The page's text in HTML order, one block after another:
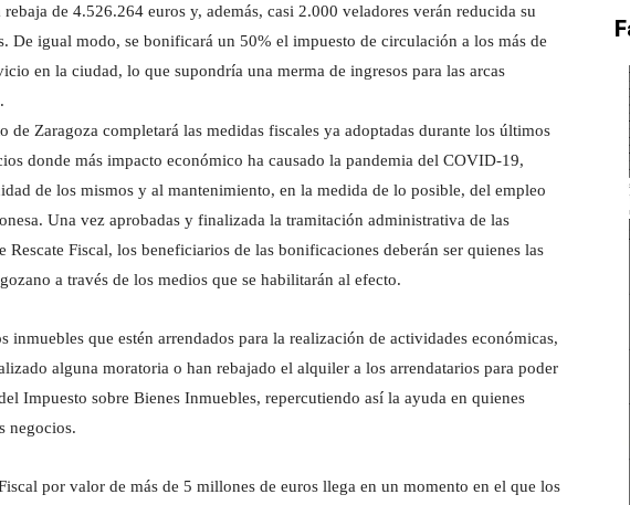
de 4.526.264 euros y, además, casi 2.000 veladores verán reducida su
De igual modo, se bonificará un 50% el impuesto de circulación a los más de
en la ciudad, lo que supondría una merma de ingresos para las arcas
de Zaragoza completará las medidas fiscales ya adoptadas durante los últimos
donde más impacto económico ha causado la pandemia del COVID-19,
de los mismos y al mantenimiento, en la medida de lo posible, del empleo
Una vez aprobadas y finalizada la tramitación administrativa de las
Rescate Fiscal, los beneficiarios de las bonificaciones deberán ser quienes las
a través de los medios que se habilitarán al efecto.
inmuebles que estén arrendados para la realización de actividades económicas,
alguna moratoria o han rebajado el alquiler a los arrendatarios para poder
Impuesto sobre Bienes Inmuebles, repercutiendo así la ayuda en quienes
negocios.
por valor de más de 5 millones de euros llega en un momento en el que los